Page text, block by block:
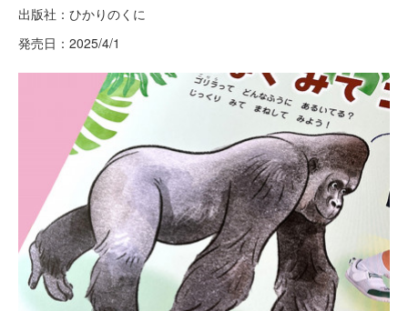
出版社：ひかりのくに
発売日：2025/4/1